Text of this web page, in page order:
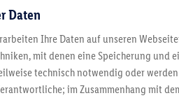
Daten
Ihre Daten auf unseren
mit denen eine Speicherung und
technisch notwendig oder
im Zusammenhang mit